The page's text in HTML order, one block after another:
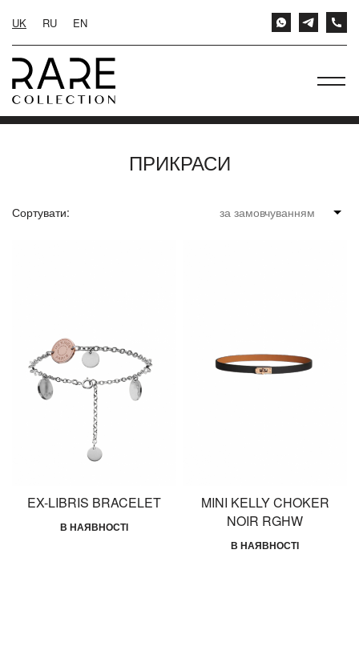
UK RU EN
ПРИКРАСИ
Сортувати:
EX-LIBRIS BRACELET
В НАЯВНОСТІ
MINI KELLY CHOKER
NOIR RGHW
В НАЯВНОСТІ